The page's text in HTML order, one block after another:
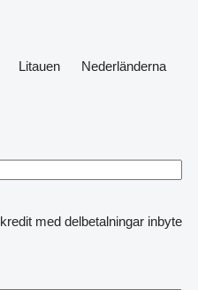
Litauen
Nederländerna
kredit med delbetalningar inbyte